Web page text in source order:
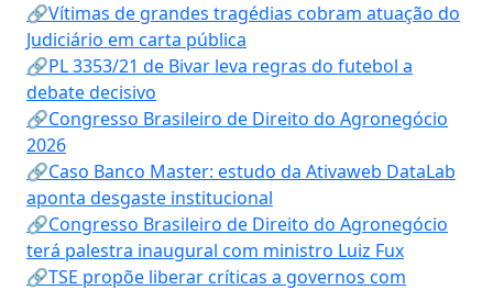
🔗Vítimas de grandes tragédias cobram atuação do
Judiciário em carta pública
🔗PL 3353/21 de Bivar leva regras do futebol a
debate decisivo
🔗Congresso Brasileiro de Direito do Agronegócio
2026
🔗Caso Banco Master: estudo da Ativaweb DataLab
aponta desgaste institucional
🔗Congresso Brasileiro de Direito do Agronegócio
terá palestra inaugural com ministro Luiz Fux
🔗TSE propõe liberar críticas a governos com